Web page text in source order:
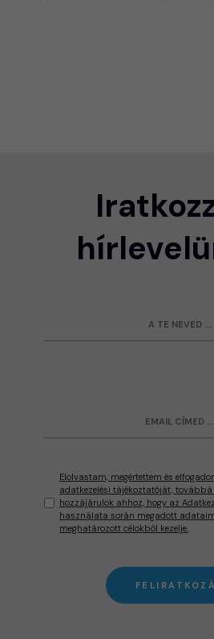
Elolvastam, megértettem és
adatkezelési tájékoztatóját, továbbá
hozzájárulok ahhoz, hogy az
használata során megadott
meghatározott célokból kezelje.